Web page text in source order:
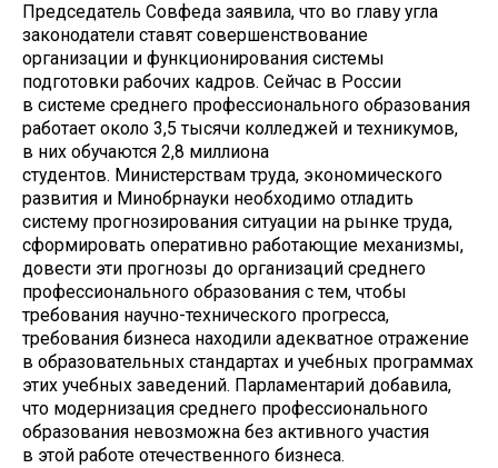
Председатель Совфеда заявила, что во главу угла
законодатели ставят совершенствование
организации и функционирования системы
подготовки рабочих кадров. Сейчас в России
в системе среднего профессионального образования
работает около 3,5 тысячи колледжей и техникумов,
в них обучаются 2,8 миллиона
студентов. Министерствам труда, экономического
развития и Минобрнауки необходимо отладить
систему прогнозирования ситуации на рынке труда,
сформировать оперативно работающие механизмы,
довести эти прогнозы до организаций среднего
профессионального образования с тем, чтобы
требования научно-технического прогресса,
требования бизнеса находили адекватное отражение
в образовательных стандартах и учебных программах
этих учебных заведений. Парламентарий добавила,
что модернизация среднего профессионального
образования невозможна без активного участия
в этой работе отечественного бизнеса.